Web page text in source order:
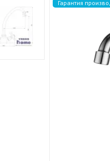
Гарантия